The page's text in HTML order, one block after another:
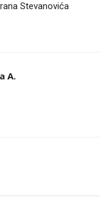
Stevanovića
A.